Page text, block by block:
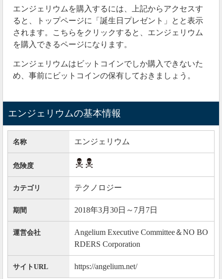
ェーズでローンチする自社取引所では0.01ドル以
下では売れない仕様を実装し資産の下落を防ぎ
ます。
つまり下落を恐れ慌てて売らなくていいって事‼️
ただいま某国において取引所の認可手続き中❣️
— Kakigori (@Kakigori7036442) July 10, 2019
なってくれたら良いですね。
2019年06月25日
エンジェリウムが配当型ウォレットを始めた
去年から上場すると言われながら、ずっと上場できて
を始める
ことになりました。
https://twitter.com/ewJmVmOhYvAL2Vu/status/
この配当型ウォレットでは、独自トークンの「ANX」
エンジェリウムを購入するには、上記からアクセスす
ると、トップページに「誕生日プレゼント」とと表示
されます。こちらをクリックすると、エンジェリウム
を購入できるページになります。
エンジェリウムはビットコインでしか購入できないた
め、事前にビットコインの保有しておきましょう。
エンジェリウムの基本情報
名称 エンジェリウム
危険度
カテゴリ テクノロジー
期間 2018年3月30日～7月7日
運営会社
Angelium Executive Committee＆NO BO
RDERS Corporation
サイトURL https://angelium.net/